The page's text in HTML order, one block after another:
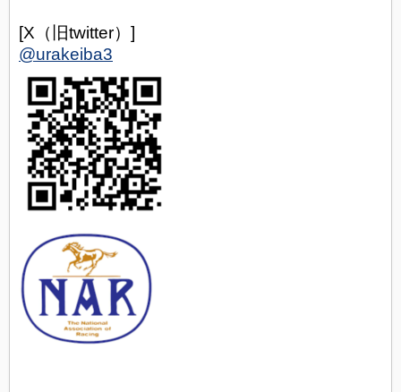
[X（旧twitter）]
@urakeiba3